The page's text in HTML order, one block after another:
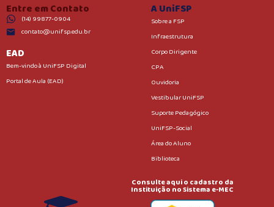
Entre em Contato
(14) 99877-0904
contato@unifsp.edu.br
EAD
Bem-vindo à UniFSP Digital
Portal de Aula (EAD)
A UniFSP
Sobre a FSP
Infraestrutura
Corpo Dirigente
CPA
Ouvidoria
Vestibular UniFSP
Suporte Pedagógico
UniFSP-Social
Área do Aluno
Biblioteca
Consulte aqui o cadastro da
Instituição no Sistema e-MEC